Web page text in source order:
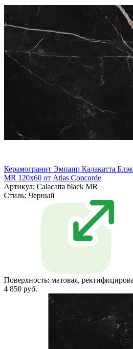
Керамогранит Эмпаир Калакатта
MR 120x60 от Atlas Concorde
Артикул: Calacatta black MR
Стиль: Черный
Поверхность: матовая,
4 850 руб.